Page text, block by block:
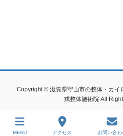
Copyright © 滋賀県守山市の整体・カイ
戎整体施術院 All
MENU アクセス お問い合わ